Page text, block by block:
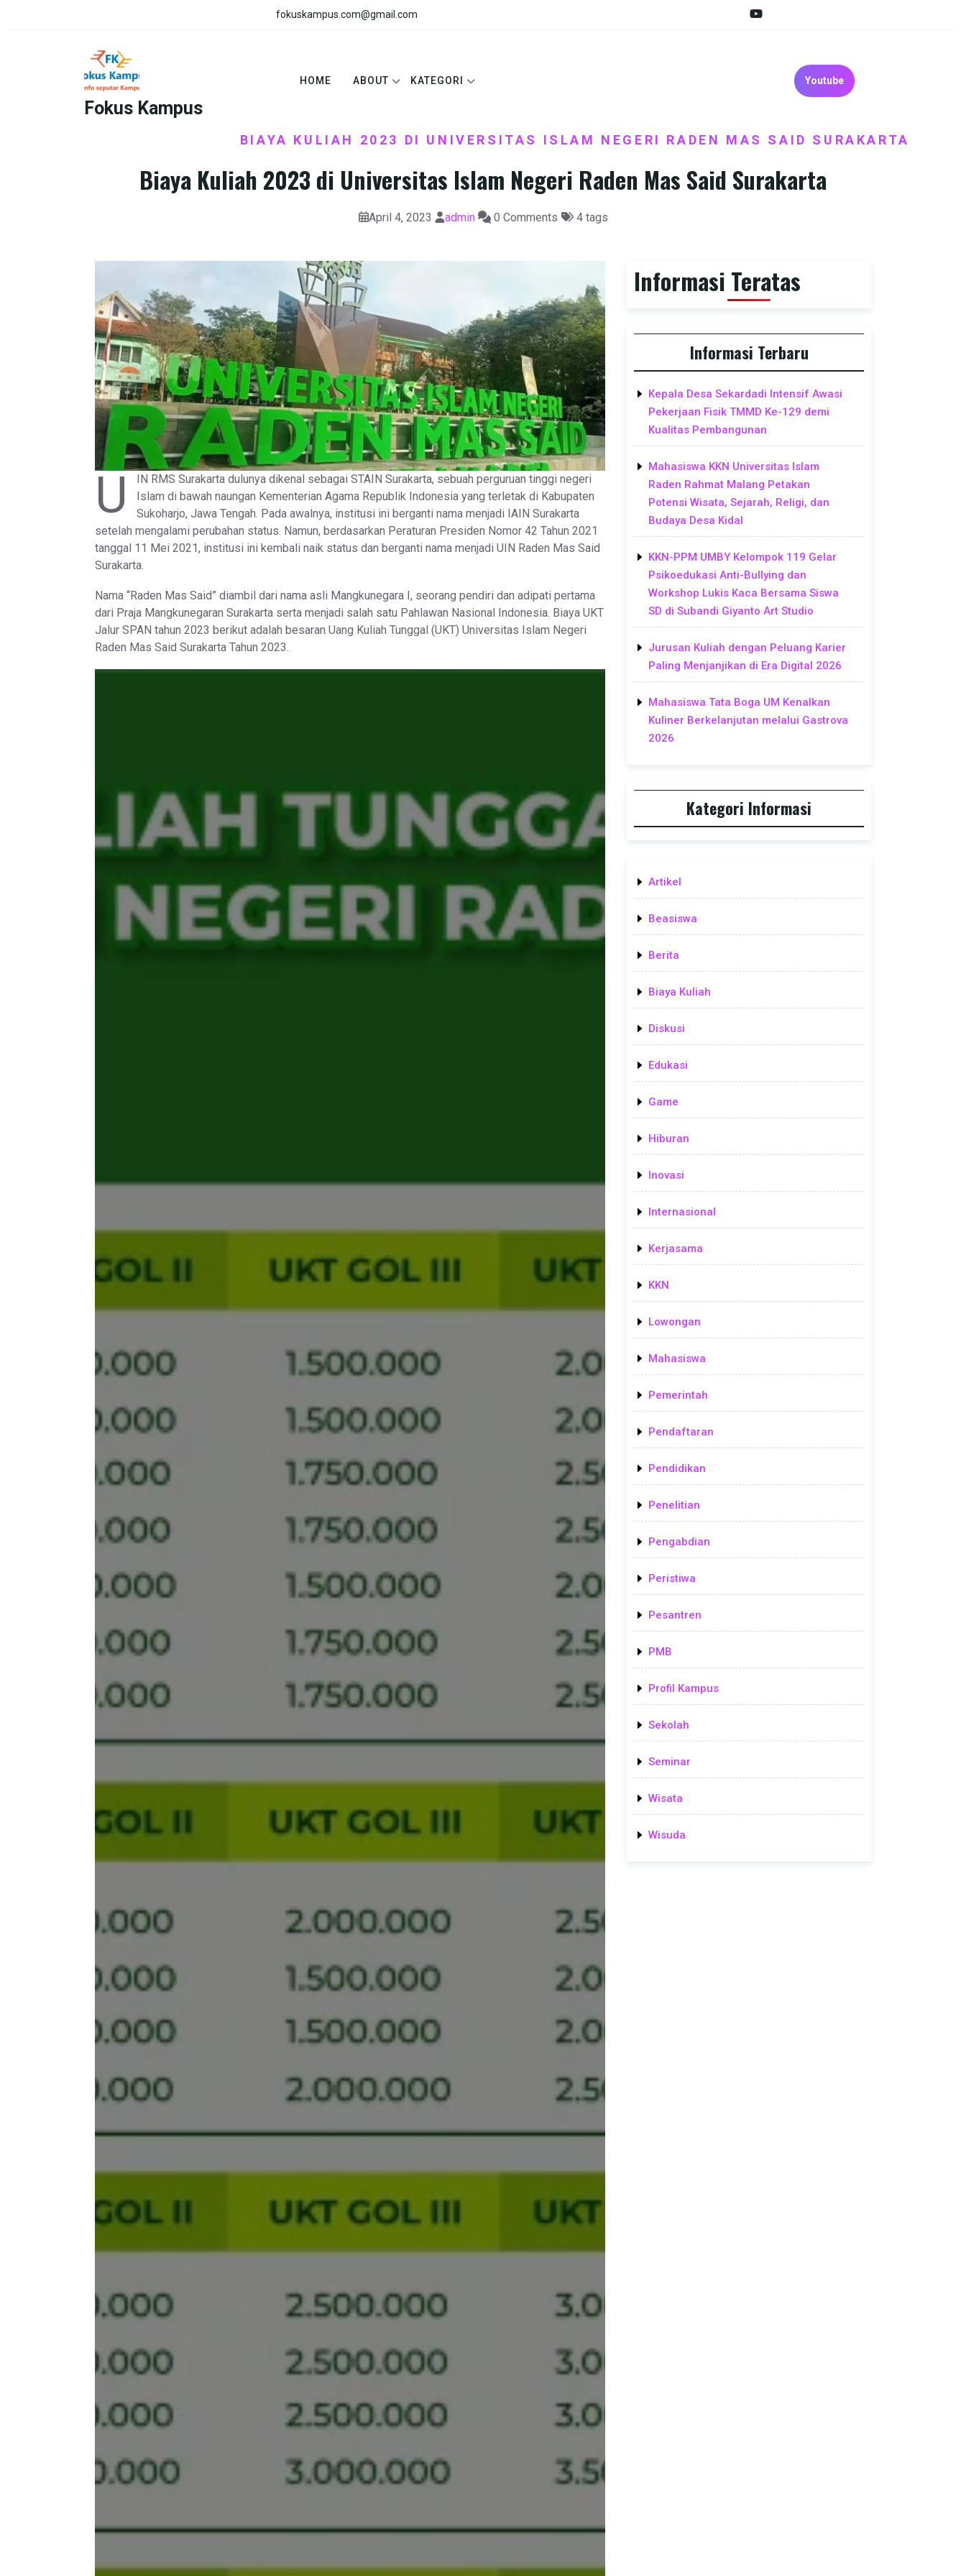
fokuskampus.com@gmail.com
Fokus Kampus
HOME ABOUT KATEGORI Youtube
BIAYA KULIAH 2023 DI UNIVERSITAS ISLAM NEGERI RADEN MAS SAID SURAKARTA
Biaya Kuliah 2023 di Universitas Islam Negeri Raden Mas Said Surakarta
April 4, 2023 admin 0 Comments 4 tags
U
IN RMS Surakarta dulunya dikenal sebagai STAIN Surakarta, sebuah perguruan tinggi negeri
Islam di bawah naungan Kementerian Agama Republik Indonesia yang terletak di Kabupaten
Sukoharjo, Jawa Tengah. Pada awalnya, institusi ini berganti nama menjadi IAIN Surakarta
setelah mengalami perubahan status. Namun, berdasarkan Peraturan Presiden Nomor 42 Tahun 2021
tanggal 11 Mei 2021, institusi ini kembali naik status dan berganti nama menjadi UIN Raden Mas Said
Surakarta.
Nama “Raden Mas Said” diambil dari nama asli Mangkunegara I, seorang pendiri dan adipati pertama
dari Praja Mangkunegaran Surakarta serta menjadi salah satu Pahlawan Nasional Indonesia. Biaya UKT
Jalur SPAN tahun 2023 berikut adalah besaran Uang Kuliah Tunggal (UKT) Universitas Islam Negeri
Raden Mas Said Surakarta Tahun 2023.
Informasi Teratas
Informasi Terbaru
Kepala Desa Sekardadi Intensif Awasi
Pekerjaan Fisik TMMD Ke-129 demi
Kualitas Pembangunan
Mahasiswa KKN Universitas Islam
Raden Rahmat Malang Petakan
Potensi Wisata, Sejarah, Religi, dan
Budaya Desa Kidal
KKN-PPM UMBY Kelompok 119 Gelar
Psikoedukasi Anti-Bullying dan
Workshop Lukis Kaca Bersama Siswa
SD di Subandi Giyanto Art Studio
Jurusan Kuliah dengan Peluang Karier
Paling Menjanjikan di Era Digital 2026
Mahasiswa Tata Boga UM Kenalkan
Kuliner Berkelanjutan melalui Gastrova
2026
Kategori Informasi
Artikel
Beasiswa
Berita
Biaya Kuliah
Diskusi
Edukasi
Game
Hiburan
Inovasi
Internasional
Kerjasama
KKN
Lowongan
Mahasiswa
Pemerintah
Pendaftaran
Pendidikan
Penelitian
Pengabdian
Peristiwa
Pesantren
PMB
Profil Kampus
Sekolah
Seminar
Wisata
Wisuda